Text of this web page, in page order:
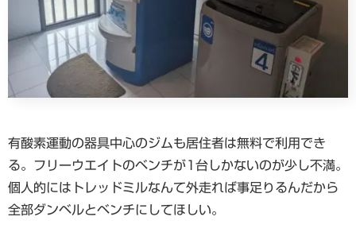
有酸素運動の器具中心のジムも居住者は無料で利用でき
る。フリーウエイトのベンチが1台しかないのが少し不満。
個人的にはトレッドミルなんて外走れば事足りるんだから
全部ダンベルとベンチにしてほしい。